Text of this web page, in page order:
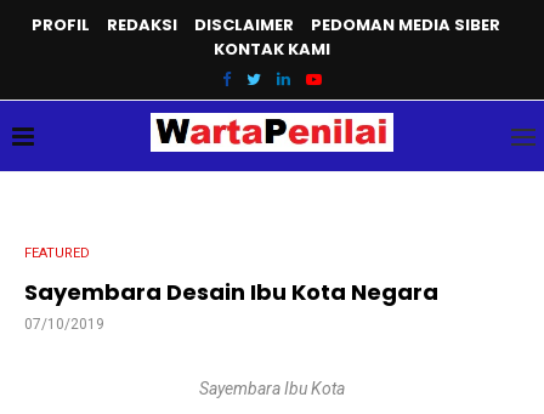
PROFIL REDAKSI DISCLAIMER
PEDOMAN MEDIA SIBER
KONTAK KAMI
FEATURED
Sayembara Desain Ibu Kota Negara
07/10/2019
Sayembara Ibu Kota